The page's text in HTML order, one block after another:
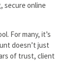
secure online
For many, it’s
doesn’t just
of trust, client